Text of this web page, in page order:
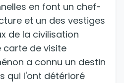
en font un chef-
et un des vestiges
de la civilisation
carte de visite
a connu un destin
qui l'ont détérioré